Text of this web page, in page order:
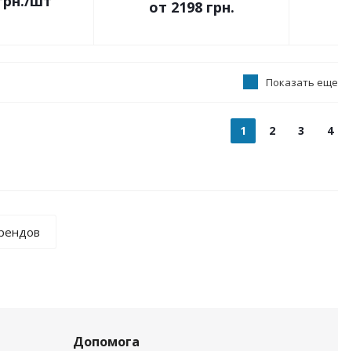
от 2198 грн.
Показать еще
1 2 3 4
Допомога